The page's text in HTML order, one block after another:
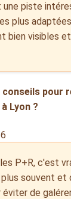
piste
plus
bien visibles
conseils pour
Lyon ?
P+R, c'est
souvent et
éviter de